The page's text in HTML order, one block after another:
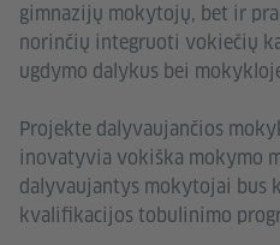
gimnazijų mokytojų, bet ir
norinčių integruoti vokiečių
ugdymo dalykus bei
Projekte dalyvaujančios
inovatyvia vokiška mokymo
dalyvaujantys mokytojai bus
kvalifikacijos tobulinimo